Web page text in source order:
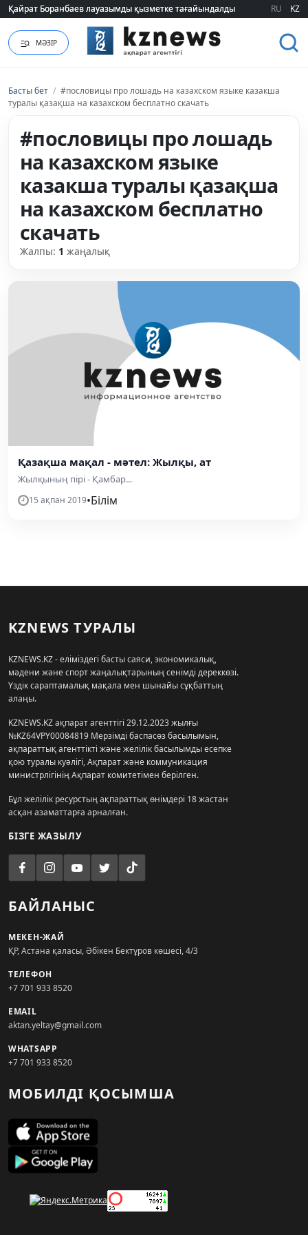
Қайрат Боранбаев лауазымды қызметке тағайындалды
Қайрат Боранбаев лауазымды қызметке тағайындалды RU KZ
МӘЗІР
Басты бет / #пословицы про лошадь на казахском языке казакша
туралы қазақша на казахском бесплатно скачать
#пословицы про лошадь
на казахском языке
казакша туралы қазақша
на казахском бесплатно
скачать
Жалпы: 1 жаңалық
Қазақша мақал - мәтел: Жылқы, ат
Жылқының пірі - Қамбар...
15 ақпан 2019•Білім
KZNEWS ТУРАЛЫ
KZNEWS.KZ - еліміздегі басты саяси, экономикалық,
мәдени және спорт жаңалықтарының сенімді дереккөзі.
Үздік сараптамалық мақала мен шынайы сұқбаттың
алаңы.
KZNEWS.KZ ақпарат агенттігі 29.12.2023 жылғы
№KZ64VPY00084819 Мерзімді баспасөз басылымын,
ақпараттық агенттікті және желілік басылымды есепке
қою туралы куәлігі, Ақпарат және коммуникация
министрлігінің Ақпарат комитетімен берілген.
Бұл желілік ресурстың ақпараттық өнімдері 18 жастан
асқан азаматтарға арналған.
БІЗГЕ ЖАЗЫЛУ
БАЙЛАНЫС
МЕКЕН-ЖАЙ
ҚР, Астана қаласы, Әбікен Бектұров көшесі, 4/3
ТЕЛЕФОН
+7 701 933 8520
EMAIL
aktan.yeltay@gmail.com
WHATSAPP
+7 701 933 8520
МОБИЛДІ ҚОСЫМША